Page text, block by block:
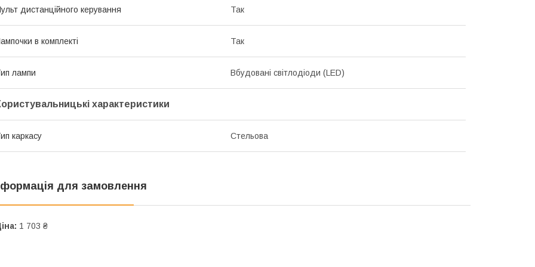
дистанційного керування Так
в комплекті Так
лампи Вбудовані світлодіоди (LED)
характеристики
каркасу Стельова
для замовлення
1 703 ₴